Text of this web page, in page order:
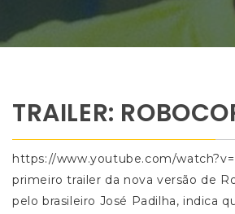
TRAILER:
https://www.youtube.com/
primeiro trailer da nova versão de
pelo brasileiro José Padilha, indica